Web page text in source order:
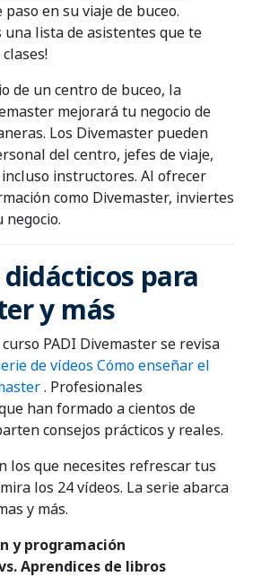
en su viaje de buceo.
una lista de asistentes que te
de un centro de buceo, la
mejorará tu negocio de
Los Divemaster pueden
del centro, jefes de viaje,
instructores. Al ofrecer
como Divemaster, inviertes
didácticos para
y más
PADI Divemaster se revisa
de vídeos Cómo enseñar el
. Profesionales
han formado a cientos de
consejos prácticos y reales.
los que necesites refrescar tus
los 24 vídeos. La serie abarca
y más.
y programación
Aprendices de libros